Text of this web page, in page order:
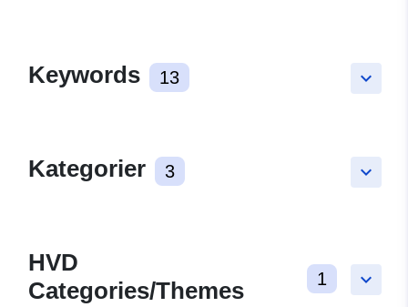
keyboard_arrow_down
Keywords 13
keyboard_arrow_down
Kategorier 3
keyboard_arrow_down
HVD
Categories/Themes
1